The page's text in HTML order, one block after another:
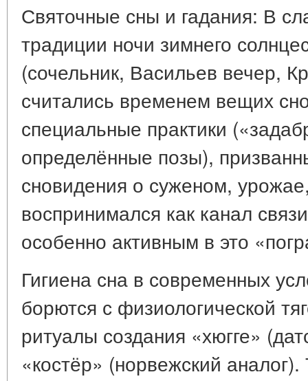
Святочные сны и гадания: В
традиции ночи зимнего
(сочельник, Васильев вечер,
считались временем вещих
специальные практики
определённые позы),
сновидения о суженом,
воспринимался как канал
особенно активным в это
Гигиена сна в современных
борются с физиологической
ритуалы создания «хюгге»
«костёр» (норвежский